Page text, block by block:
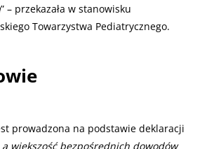
” – przekazała w stanowisku
Towarzystwa Pediatrycznego.
prowadzona na podstawie deklaracji
większość bezpośrednich dowodów